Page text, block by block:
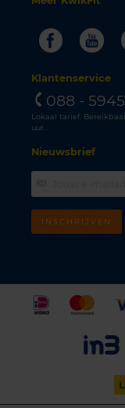
Klantenservice
088 -
Lokaal tarief.
uur.
Nieuwsbrief
INSCHRIJVEN